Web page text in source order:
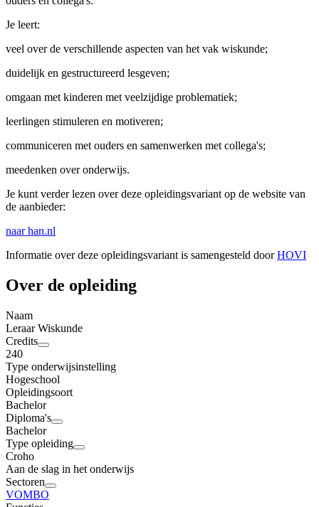
Je leert:
veel over de verschillende aspecten van het vak wiskunde;
duidelijk en gestructureerd lesgeven;
omgaan met kinderen met veelzijdige problematiek;
leerlingen stimuleren en motiveren;
communiceren met ouders en samenwerken met collega's;
meedenken over onderwijs.
Je kunt verder lezen over deze opleidingsvariant op de website van
de aanbieder:
naar han.nl
Informatie over deze opleidingsvariant is samengesteld doorHOVI
Over de opleiding
Naam
Leraar Wiskunde
Credits
240
Type onderwijsinstelling
Hogeschool
Opleidingsoort
Bachelor
Diploma's
Bachelor
Type opleiding
Croho
Aan de slag in het onderwijs
Sectoren
VOMBO